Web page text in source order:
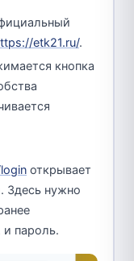
etk21.ru/.
кнопка
открывает
Здесь нужно
и пароль.